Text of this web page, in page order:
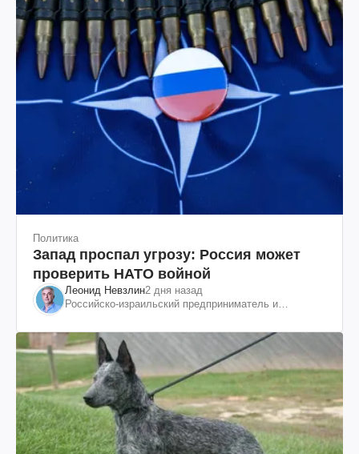
Политика
Запад проспал угрозу: Россия может
проверить НАТО войной
Леонид Невзлин2 дня назад
Российско-израильский предприниматель и
"ЮКОСа"